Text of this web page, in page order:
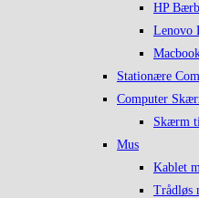
HP
Lenovo
Stationære
Computer
Skærm
Mus
Kablet
Trådløs